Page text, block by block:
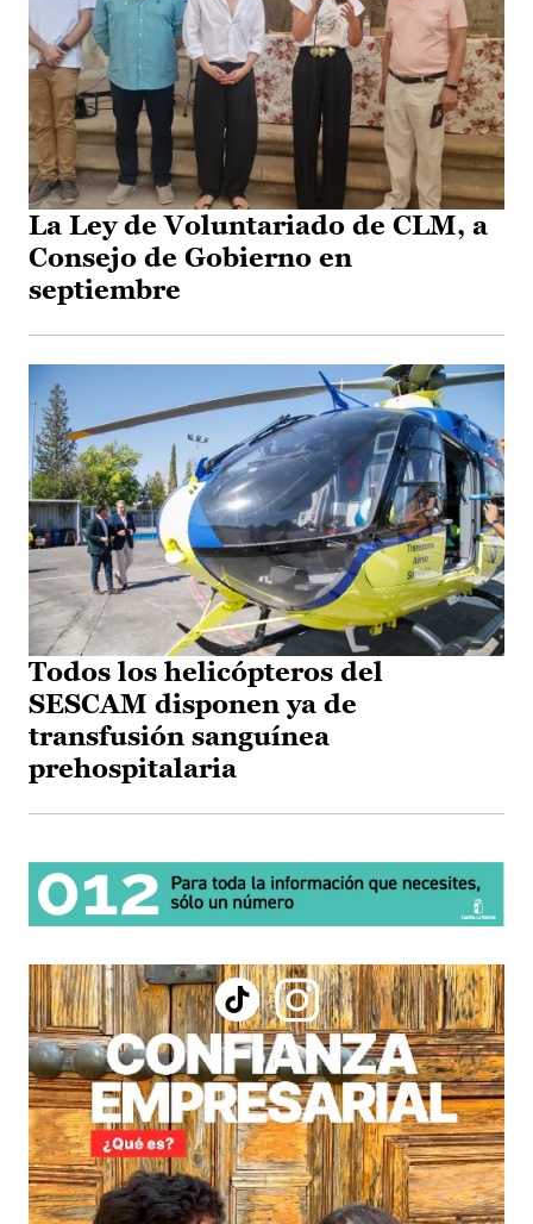
La Ley de Voluntariado de CLM, a
Consejo de Gobierno en
septiembre
Todos los helicópteros del
SESCAM disponen ya de
transfusión sanguínea
prehospitalaria